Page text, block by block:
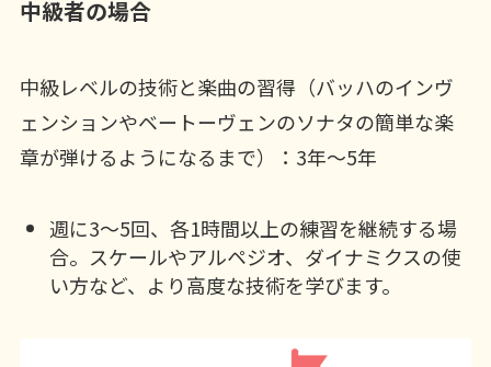
中級者の場合
中級レベルの技術と楽曲の習得（バッハのインヴ
ェンションやベートーヴェンのソナタの簡単な楽
章が弾けるようになるまで）：3年〜5年
週に3〜5回、各1時間以上の練習を継続する場
合。スケールやアルペジオ、ダイナミクスの使
い方など、より高度な技術を学びます。